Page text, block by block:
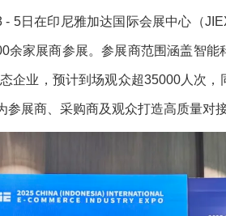
5日在印尼雅加达国际会展中心（
家展商参展。参展商范围涵盖智
业，预计到场观众超35000人次，
展商、采购商及观众打造高质量对